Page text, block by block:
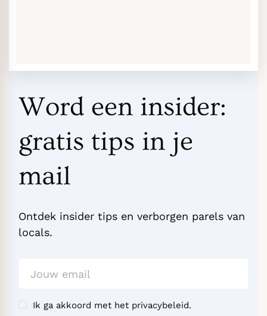
Word een insider:
gratis tips in je
mail
Ontdek insider tips en verborgen parels van
locals.
Ik ga akkoord met het privacybeleid.